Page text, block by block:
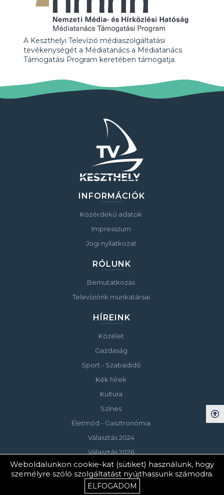
A Keszthelyi Televízió médiaszolgáltatási
tevékenységét a Médiatanács a Médiatanács
Támogatási Program keretében támogatja.
INFORMÁCIÓK
Közérdekű adatok
Impresszum
Jogi nyilatkozat
RÓLUNK
Bemutatkozás
Televíziónk munkatársai
HÍREINK
Közélet
Gazdaság
Sport - Szabadidő
Kék hírek
Kultúra
Színes
Életmód - Gasztronómia
Választás 2024
Választás 2026
© Copyright 2023 Keszthelyi Televízió
Weboldalunkon cookie-kat (sütiket) használunk, hogy
személyre szóló szolgáltatást nyújthassunk számodra.
ELFOGADOM